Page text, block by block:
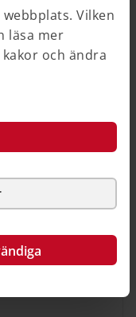
Vilken
läsa mer
och ändra
(Pdf, 100
sökanden ville